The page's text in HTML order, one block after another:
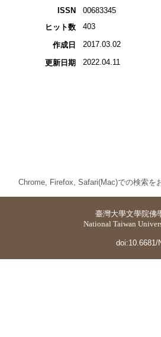
ISSN
00683345
ヒット数
403
作成日 2017.03.02
更新日期 2022.04.11
Chrome, Firefox, Safari(Mac)での検索を
臺灣大學文學院佛
National Taiwan
doi:10.6681/